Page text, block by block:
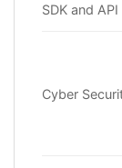
SDK and API
Cyber